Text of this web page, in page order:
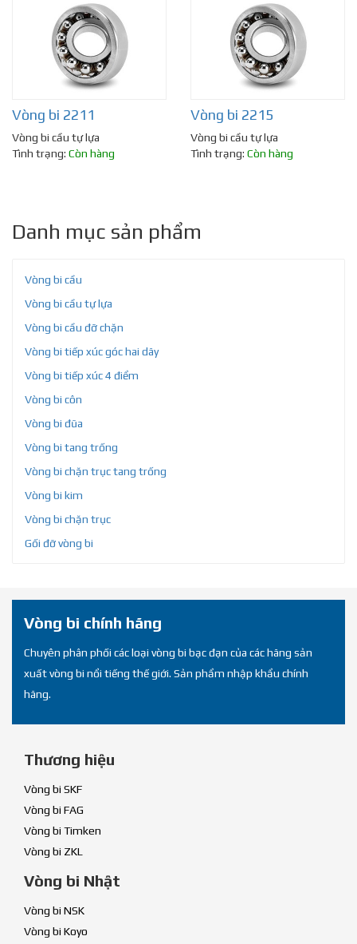
Vòng bi 2211
Vòng bi cầu tự lựa
Tình trạng: Còn hàng
Vòng bi 2215
Vòng bi cầu tự lựa
Tình trạng: Còn hàng
Danh mục sản phẩm
Vòng bi cầu
Vòng bi cầu tự lựa
Vòng bi cầu đỡ chặn
Vòng bi tiếp xúc góc hai dãy
Vòng bi tiếp xúc 4 điểm
Vòng bi côn
Vòng bi đũa
Vòng bi tang trống
Vòng bi chặn trục tang trống
Vòng bi kim
Vòng bi chặn trục
Gối đỡ vòng bi
Vòng bi chính hãng
Chuyên phân phối các loại vòng bi bạc đạn của các hãng sản
xuất vòng bi nổi tiếng thế giới. Sản phẩm nhập khẩu chính
hãng.
Thương hiệu
Vòng bi SKF
Vòng bi FAG
Vòng bi Timken
Vòng bi ZKL
Vòng bi Nhật
Vòng bi NSK
Vòng bi Koyo